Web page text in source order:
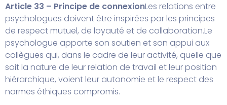
Article 33 – Principe de connexionLes relations entre
psychologues doivent être inspirées par les principes
de respect mutuel, de loyauté et de collaboration.Le
psychologue apporte son soutien et son appui aux
collègues qui, dans le cadre de leur activité, quelle que
soit la nature de leur relation de travail et leur position
hiérarchique, voient leur autonomie et le respect des
normes éthiques compromis.